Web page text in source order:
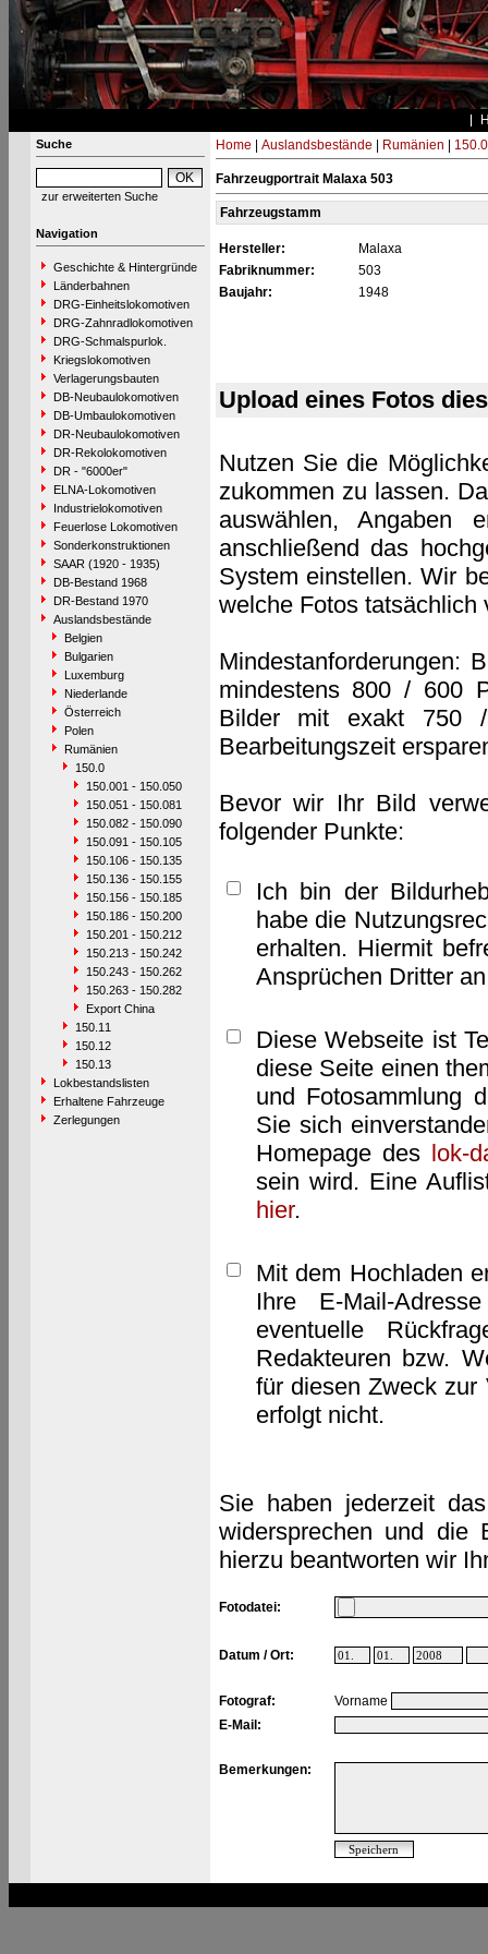
Suche
zur erweiterten Suche
Navigation
Geschichte & Hintergründe
Länderbahnen
DRG-Einheitslokomotiven
DRG-Zahnradlokomotiven
DRG-Schmalspurlok.
Kriegslokomotiven
Verlagerungsbauten
DB-Neubaulokomotiven
DB-Umbaulokomotiven
DR-Neubaulokomotiven
DR-Rekolokomotiven
DR - "6000er"
ELNA-Lokomotiven
Industrielokomotiven
Feuerlose Lokomotiven
Sonderkonstruktionen
SAAR (1920 - 1935)
DB-Bestand 1968
DR-Bestand 1970
Auslandsbestände
Belgien
Bulgarien
Luxemburg
Niederlande
Österreich
Polen
Rumänien
150.0
150.001 - 150.050
150.051 - 150.081
150.082 - 150.090
150.091 - 150.105
150.106 - 150.135
150.136 - 150.155
150.156 - 150.185
150.186 - 150.200
150.201 - 150.212
150.213 - 150.242
150.243 - 150.262
150.263 - 150.282
Export China
150.11
150.12
150.13
Lokbestandslisten
Erhaltene Fahrzeuge
Zerlegungen
Home Auslandsbestände Rumänien 150.0
Fahrzeugportrait Malaxa 503
Fahrzeugstamm
Hersteller:
Malaxa
Fabriknummer:
503
Baujahr:
1948
Upload eines Fotos
Nutzen Sie die
zukommen zu lassen.
auswählen, Angaben
anschließend das
System einstellen. Wir
welche Fotos tatsächlich
Mindestanforderungen:
mindestens 800 / 600
Bilder mit exakt 750
Bearbeitungszeit
Bevor wir Ihr Bild
folgender Punkte:
Ich bin der
habe die
erhalten. Hiermit
Ansprüchen Dritter
Diese Webseite ist
diese Seite einen
und Fotosammlung
Sie sich
Homepage des lok-
sein wird. Eine
hier.
Mit dem Hochladen
Ihre E-Mail-
eventuelle
Redakteuren bzw.
für diesen Zweck zur
erfolgt nicht.
Sie haben jederzeit
widersprechen und die
hierzu beantworten wir
Fotodatei:
Datum / Ort:
Fotograf:
Vorname
E-Mail:
Bemerkungen: